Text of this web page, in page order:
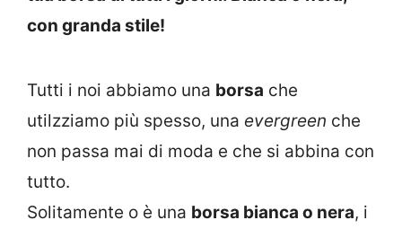
con granda stile!
Tutti i noi abbiamo una borsa che
utilzziamo più spesso, una evergreen che
non passa mai di moda e che si abbina con
tutto.
Solitamente o è una borsa bianca o nera, i